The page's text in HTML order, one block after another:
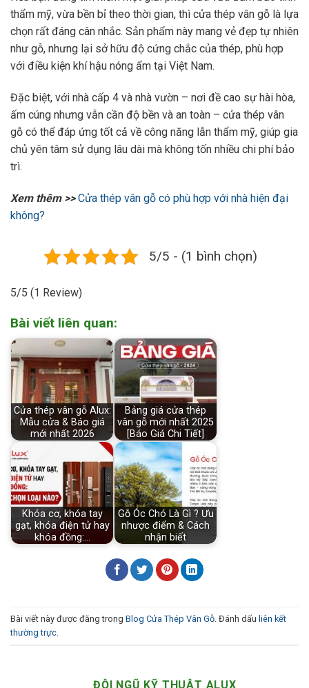
thẩm mỹ, vừa bền bỉ theo thời gian, thì cửa thép vân gỗ là lựa
chọn rất đáng cân nhắc. Sản phẩm này mang vẻ đẹp tự nhiên
như gỗ, nhưng lại sở hữu độ cứng chắc của thép, phù hợp
với điều kiện khí hậu nóng ẩm tại Việt Nam.
Đặc biệt, với nhà cấp 4 và nhà vườn – nơi đề cao sự hài hòa,
ấm cúng nhưng vẫn cần độ bền và an toàn – cửa thép vân
gỗ có thể đáp ứng tốt cả về công năng lẫn thẩm mỹ, giúp gia
chủ yên tâm sử dụng lâu dài mà không tốn nhiều chi phí bảo
trì.
Xem thêm >>Cửa thép vân gỗ có phù hợp với nhà hiện đại
không?
5/5 - (1 bình chọn)
5/5 (1 Review)
Bài viết liên quan:
Cửa thép vân gỗ Alux:
Mẫu cửa & Báo giá
mới nhất 2026
Bảng giá cửa thép
vân gỗ mới nhất 2025
[Báo Giá Chi Tiết]
Khóa cơ, khóa tay
gạt, khóa điện tử hay
khóa đồng:…
Gỗ Óc Chó Là Gì ? Ưu
nhược điểm & Cách
nhận biết
Bài viết này được đăng trong Blog Cửa Thép Vân Gỗ . Đánh dấu liên kết
thường trực
ĐỘI NGŨ KỸ THUẬT ALUX